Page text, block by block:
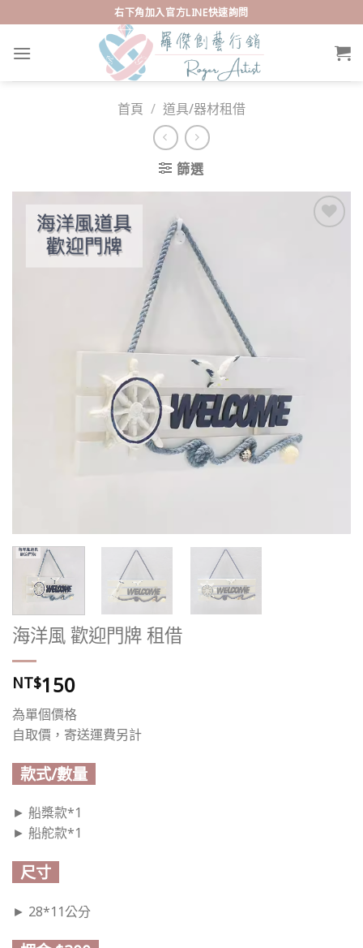
to
content
右下角加入官方LINE快速詢問
首頁 / 道具/器材租借
篩選
海洋風 歡迎門牌 租借
NT$150
為單個價格
自取價，寄送運費另計
款式/數量
► 船槳款*1
► 船舵款*1
尺寸
► 28*11公分